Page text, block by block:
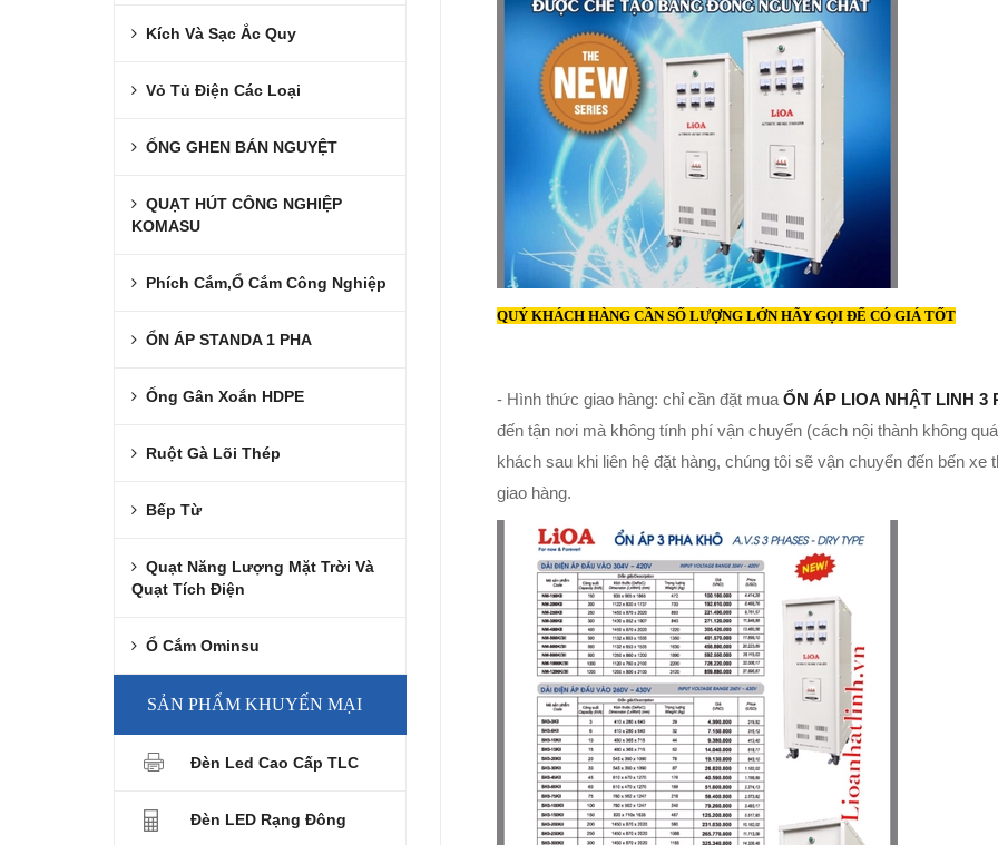
Kích Và Sạc Ắc Quy
Vỏ Tủ Điện Các Loại
ỐNG GHEN BÁN NGUYỆT
QUẠT HÚT CÔNG NGHIỆP
KOMASU
Phích Cắm,Ổ Cắm Công Nghiệp
ỔN ÁP STANDA 1 PHA
Ống Gân Xoắn HDPE
Ruột Gà Lõi Thép
Bếp Từ
Quạt Năng Lượng Mặt Trời Và
Quạt Tích Điện
Ổ Cắm Ominsu
SẢN PHẨM KHUYẾN MẠI
Đèn Led Cao Cấp TLC
Đèn LED Rạng Đông
QUÝ KHÁCH HÀNG CẦN SỐ LƯỢNG LỚN HÃY GỌI ĐỂ CÓ GIÁ TỐT
- Hình thức giao hàng: chỉ cần đặt mua ỔN ÁP LIOA NHẬT LINH 3
đến tận nơi mà không tính phí vận chuyển (cách nội thành không
khách sau khi liên hệ đặt hàng, chúng tôi sẽ vận chuyển đến bến xe
giao hàng.